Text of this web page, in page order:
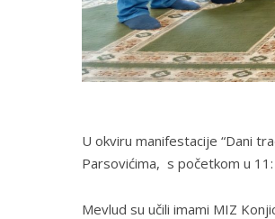
U okviru manifestacije “Dani
Parsovićima, s početkom u
Mevlud su učili imami MIZ